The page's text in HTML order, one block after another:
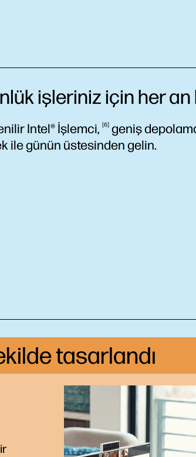
işleriniz için her an
Intel®İşlemci, 6 geniş
ile günün üstesinden gelin.
tasarlandı